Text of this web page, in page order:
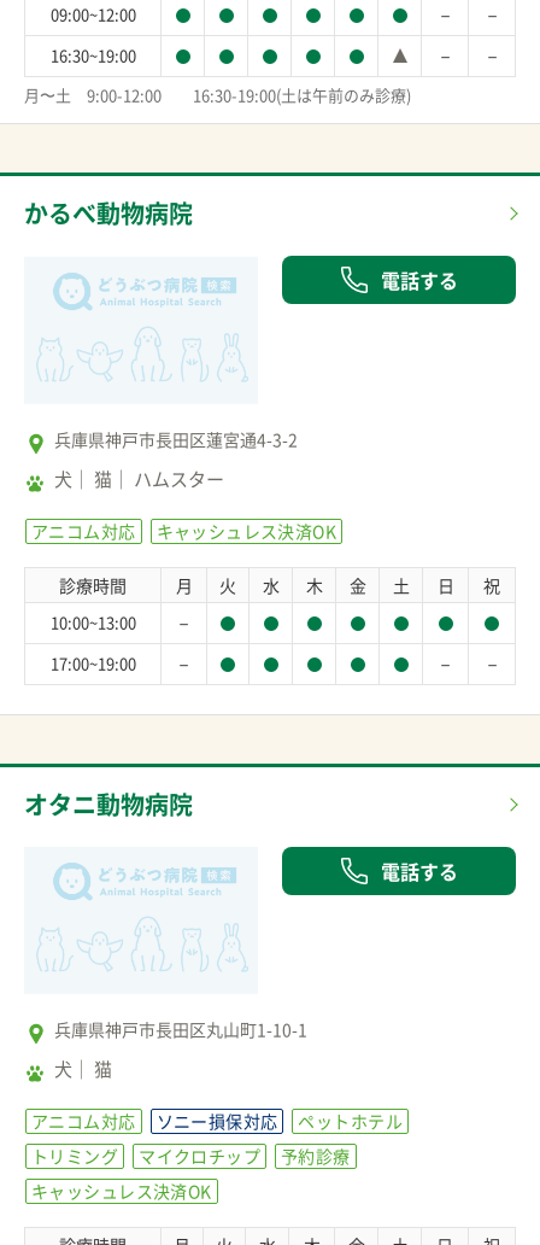
09:00~12:00 － －
16:30~19:00 － －
月〜土　9:00-12:00　　16:30-19:00(土は午前のみ診療)
かるべ動物病院
電話する
兵庫県神戸市長田区蓮宮通4-3-2
犬 猫 ハムスター
アニコム対応 キャッシュレス決済OK
診療時間 月 火 水 木 金 土 日 祝
10:00~13:00 －
17:00~19:00 － － －
オタニ動物病院
電話する
兵庫県神戸市長田区丸山町1-10-1
犬 猫
アニコム対応 ソニー損保対応
ペットホテル
トリミング
マイクロチップ
予約診療
キャッシュレス決済OK